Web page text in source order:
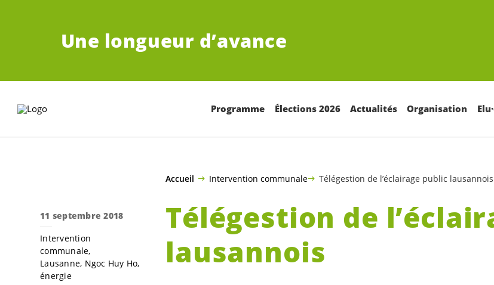
Une longueur d’avance
Programme Élections 2026 Actualités Organisation
Accueil Intervention communale Télégestion de l’éclairage public lausannois
Télégestion de
lausannois
11 septembre 2018
Intervention
communale
Lausanne Ngoc Huy Ho
énergie